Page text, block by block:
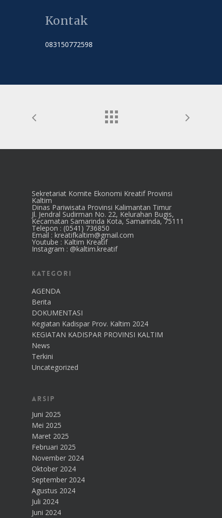
Kontak
083150772598
Sekretariat Komite Ekonomi Kreatif Provinsi
Kaltim
Dinas Pariwisata Provinsi Kalimantan Timur
Jl. Jendral Sudirman No. 22, Kelurahan Bugis,
Kecamatan Samarinda Kota, Samarinda, 75111
Telepon : (0541) 736850
Email : kreatifkaltim@gmail.com
Youtube : Kaltim Kreatif
Instagram : @kaltim.kreatif
Kategori
AGENDA
Berita
DOKUMENTASI
Kegiatan Kadispar Prov. Kaltim 2024
KEGIATAN KADISPAR PROVINSI KALTIM
News
Terkini
Uncategorized
Arsip
Juni 2025
Mei 2025
Maret 2025
Februari 2025
November 2024
Oktober 2024
September 2024
Agustus 2024
Juli 2024
Juni 2024